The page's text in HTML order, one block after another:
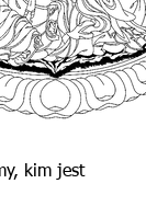
kim jest